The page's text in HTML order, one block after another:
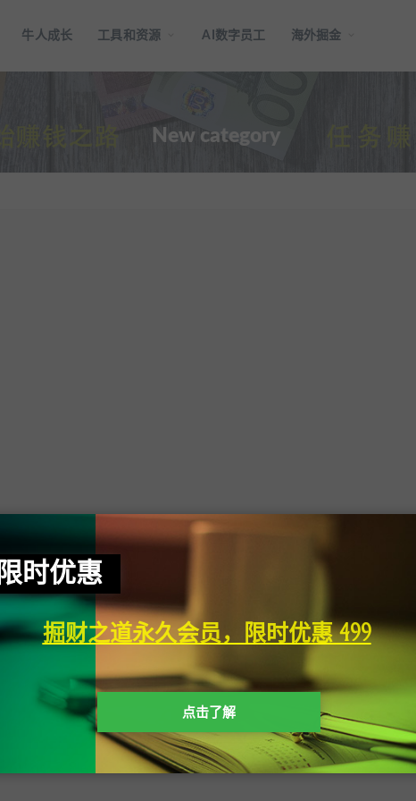
牛人成长 工具和资源 AI数字员工 海外掘金
New category
抱歉，没有找到您需要的文章，可以搜索看看
限时优惠
掘财之道永久会员，限时优惠 499
点击了解